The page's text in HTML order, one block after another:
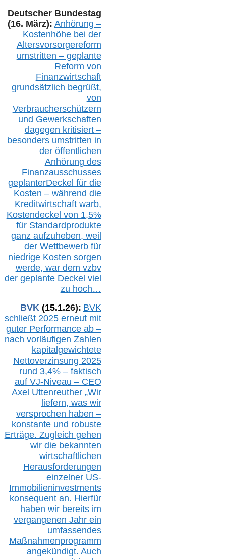
Deutscher Bundestag
(16. März): Anhörung –
Kostenhöhe bei der
Altersvorsorgereform
umstritten – geplante
Reform von
Finanzwirtschaft
grundsätzlich begrüßt,
von
Verbraucherschützern
und Gewerkschaften
dagegen kritisiert –
besonders umstritten in
der öffentlichen
Anhörung des
Finanzausschusses
geplanterDeckel für die
Kosten – während die
Kreditwirtschaft warb,
Kostendeckel von 1,5%
für Standardprodukte
ganz aufzuheben, weil
der Wettbewerb für
niedrige Kosten sorgen
werde, war dem vzbv
der geplante Deckel viel
zu hoch…
BVK (15.1.26): BVK
schließt 2025 erneut mit
guter Performance ab –
nach vorläufigen Zahlen
kapitalgewichtete
Nettoverzinsung 2025
rund 3,4% – faktisch
auf VJ-Niveau – CEO
Axel Uttenreuther „Wir
liefern, was wir
versprochen haben –
konstante und robuste
Erträge. Zugleich gehen
wir die bekannten
wirtschaftlichen
Herausforderungen
einzelner US-
Immobilieninvestments
konsequent an. Hierfür
haben wir bereits im
vergangenen Jahr ein
umfassendes
Maßnahmenprogramm
angekündigt. Auch